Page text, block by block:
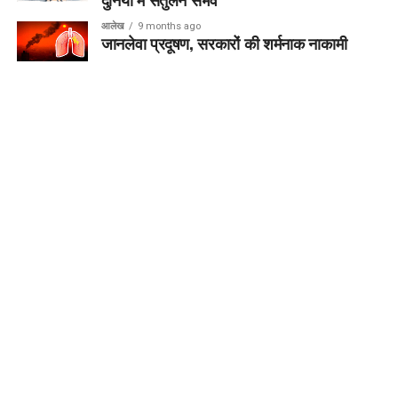
आलेख 9 months ago
जानलेवा प्रदूषण, सरकारों की शर्मनाक नाकामी